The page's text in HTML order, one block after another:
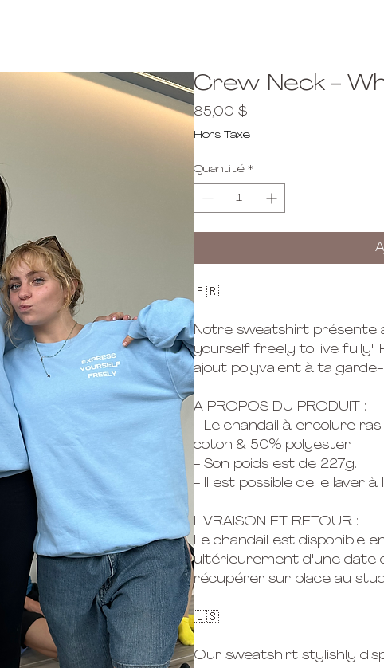
Crew Neck -
85,00 $Prix
Hors Taxe
Quantité *
🇫🇷
Notre sweatshirt présente
yourself freely to live fully"
ajout polyvalent à ta
A PROPOS DU PRODUIT :
- Le chandail à encolure
coton & 50% polyester
- Son poids est de 227g.
- Il est possible de le laver
LIVRAISON ET RETOUR :
Le chandail est disponible
ultérieurement d'une date
récupérer sur place au
🇺🇸
Our sweatshirt stylishly